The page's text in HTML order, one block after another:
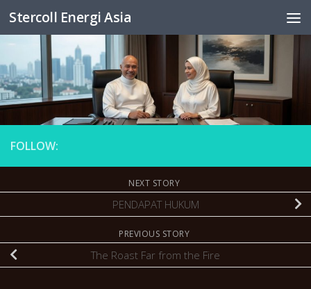
Skip to content
Stercoll Energi Asia
FOLLOW:
NEXT STORY
PENDAPAT HUKUM
PREVIOUS STORY
The Roast Far from the Fire